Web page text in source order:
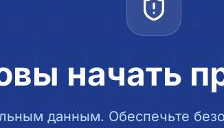
начать
данным. Обеспечьте